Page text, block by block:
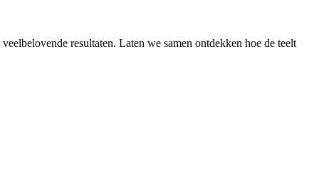
resultaten. Laten we samen ontdekken hoe de teelt